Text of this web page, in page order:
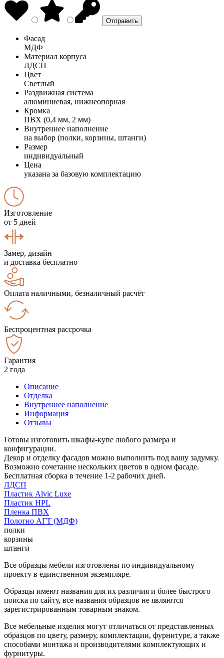
Фасад
МДФ
Материал корпуса
ЛДСП
Цвет
Светлый
Раздвижная система
алюминиевая, нижнеопорная
Кромка
ПВХ (0,4 мм, 2 мм)
Внутреннее наполнение
на выбор (полки, корзины, штанги)
Размер
индивидуальный
Цена
указана за базовую комплектацию
Изготовление
от 5 дней
Замер, дизайн
и доставка бесплатно
Оплата наличными, безналичный расчёт
Беспроцентная рассрочка
Гарантия
2 года
Описание
Отделка
Внутреннее наполнение
Информация
Отзывы
Готовы изготовить шкафы-купе любого размера и
конфигурации.
Декор и отделку фасадов можно выполнить под вашу задумку.
Возможно сочетание нескольких цветов в одном фасаде.
Бесплатная сборка в течение 1-2 рабочих дней.
ЛДСП
Пластик Alvic Luxe
Пластик HPL
Пленка ПВХ
Полотно АГТ (МДФ)
полки
корзины
штанги
Все образцы мебели изготовлены по индивидуальному
проекту в единственном экземпляре.
Образцы имеют названия для их различия и более быстрого
поиска по сайту, все названия образцов не являются
зарегистрированным товарным знаком.
Все мебельные изделия могут отличаться от представленных
образцов по цвету, размеру, комплектации, фурнитуре, а также
способами монтажа и производителями комплектующих и
фурнитуры.